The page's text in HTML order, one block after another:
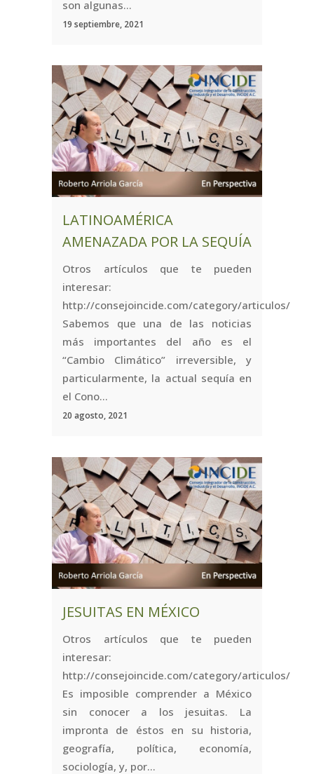
son algunas...
19 septiembre, 2021
LATINOAMÉRICA
AMENAZADA POR LA SEQUÍA
Otros artículos que te pueden
interesar:
http://consejoincide.com/category/articulos/
Sabemos que una de las noticias
más importantes del año es el
“Cambio Climático” irreversible, y
particularmente, la actual sequía en
el Cono...
20 agosto, 2021
JESUITAS EN MÉXICO
Otros artículos que te pueden
interesar:
http://consejoincide.com/category/articulos/
Es imposible comprender a México
sin conocer a los jesuitas. La
impronta de éstos en su historia,
geografía, política, economía,
sociología, y, por...